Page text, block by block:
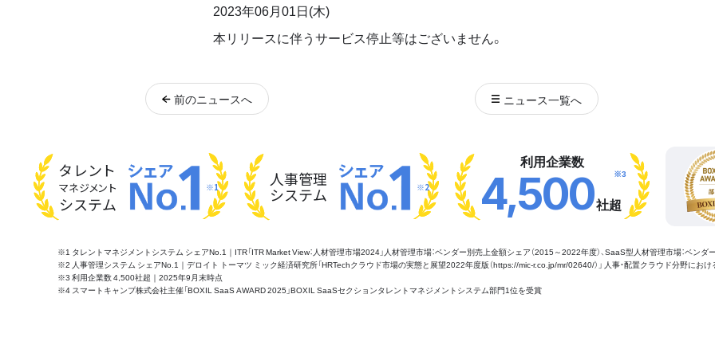
2023年06月01日(木)
本リリースに伴うサービス停止等はございません。
前のニュースへ ニュース一覧へ
タレント
マネジメント
システム
※1 人事管理
システム ※2
利用企業数
4,500社超
※3
※1 タレントマネジメントシステム シェアNo.1｜ITR「ITR Market View：人材管理市場2024」人材管理市場：ベンダー別売上金額シェア（2015～2022年度）、SaaS型人材管理市場：ベンダ
※2 人事管理システム シェアNo.1｜デロイト トーマツ ミック経済研究所「HRTechクラウド市場の実態と展望2022年度版（https://mic-r.co.jp/mr/02640/）」 人事・配置クラウド分野におけ
※3 利用企業数 4,500社超｜2025年9月末時点
※4 スマートキャンプ株式会社主催「BOXIL SaaS AWARD 2025」BOXIL SaaSセクションタレントマネジメントシステム部門1位を受賞